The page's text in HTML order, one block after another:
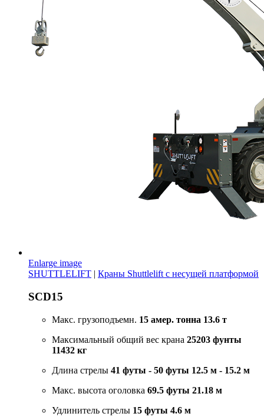
Enlarge image
SHUTTLELIFT | Краны Shuttlelift с несущей платформой
SCD15
Макс. грузоподъемн. 15 амер. тонна 13.6 т
Максимальный общий вес крана 25203 фунты
11432 кг
Длина стрелы 41 футы - 50 футы 12.5 м - 15.2 м
Макс. высота оголовка 69.5 футы 21.18 м
Удлинитель стрелы 15 футы 4.6 м